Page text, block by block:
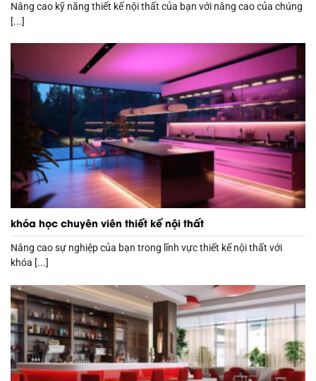
Nâng cao kỹ năng thiết kế nội thất của bạn với nâng cao của chúng
[...]
khóa học chuyên viên thiết kế nội thất
Nâng cao sự nghiệp của bạn trong lĩnh vực thiết kế nội thất với
khóa [...]